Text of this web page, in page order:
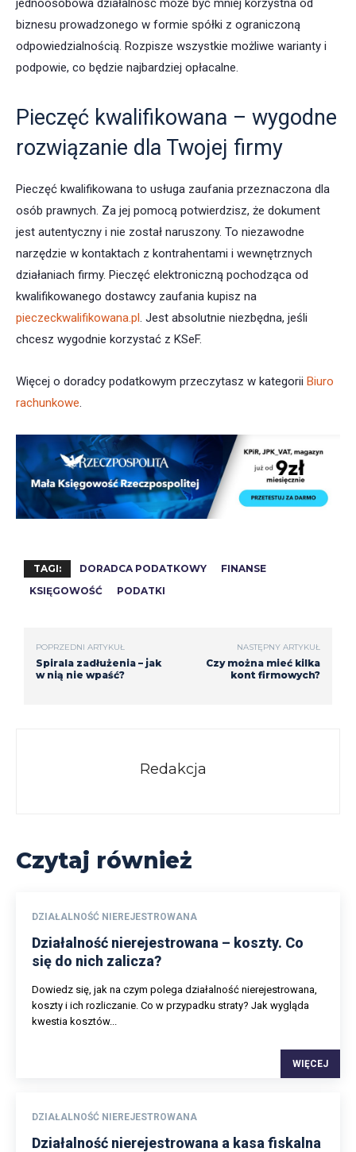
jednoosobowa działalność może być mniej korzystna od
biznesu prowadzonego w formie spółki z ograniczoną
odpowiedzialnością. Rozpisze wszystkie możliwe warianty i
podpowie, co będzie najbardziej opłacalne.
Pieczęć kwalifikowana – wygodne
rozwiązanie dla Twojej firmy
Pieczęć kwalifikowana to usługa zaufania przeznaczona dla
osób prawnych. Za jej pomocą potwierdzisz, że dokument
jest autentyczny i nie został naruszony. To niezawodne
narzędzie w kontaktach z kontrahentami i wewnętrznych
działaniach firmy. Pieczęć elektroniczną pochodząca od
kwalifikowanego dostawcy zaufania kupisz na
pieczeckwalifikowana.pl . Jest absolutnie niezbędna, jeśli
chcesz wygodnie korzystać z KSeF.
Więcej o doradcy podatkowym przeczytasz w kategorii Biuro
rachunkowe.
TAGI: DORADCA PODATKOWY
FINANSE
KSIĘGOWOŚĆ
PODATKI
POPRZEDNI ARTYKUŁ
Spirala zadłużenia – jak
w nią nie wpaść?
NASTĘPNY ARTYKUŁ
Czy można mieć kilka
kont firmowych?
Redakcja
Czytaj również
DZIAŁALNOŚĆ NIEREJESTROWANA
Działalność nierejestrowana – koszty. Co
się do nich zalicza?
Dowiedz się, jak na czym polega działalność nierejestrowana,
koszty i ich rozliczanie. Co w przypadku straty? Jak wygląda
kwestia kosztów...
WIĘCEJ
DZIAŁALNOŚĆ NIEREJESTROWANA
Działalność nierejestrowana a kasa fiskalna